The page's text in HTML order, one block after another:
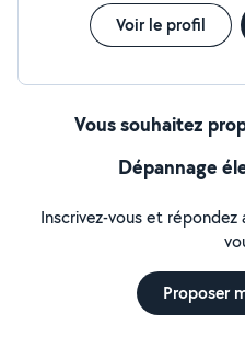
Voir le profil
Vous souhaitez
Dépannage
Inscrivez-vous et
Proposer